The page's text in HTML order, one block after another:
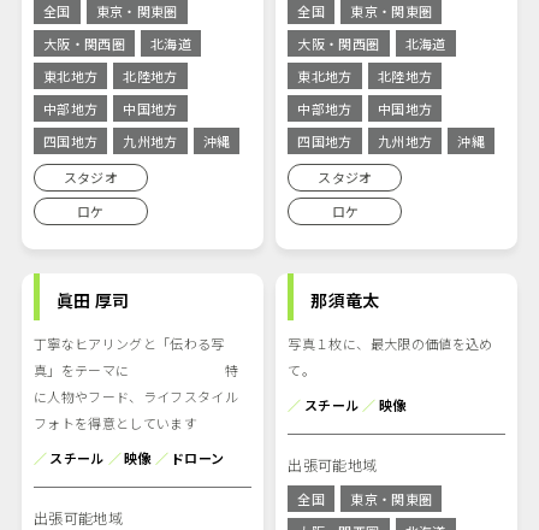
全国
東京・関東圏
大阪・関西圏
北海道
東北地方
北陸地方
中部地方
中国地方
四国地方
九州地方
沖縄
スタジオ
ロケ
全国
東京・関東圏
大阪・関西圏
北海道
東北地方
北陸地方
中部地方
中国地方
四国地方
九州地方
沖縄
スタジオ
ロケ
眞田 厚司
丁寧なヒアリングと「伝わる写
真」をテーマに 特
に人物やフード、ライフスタイル
フォトを得意としています
／スチール ／映像 ／ ドローン
出張可能地域
那須竜太
写真１枚に、最大限の価値を込め
て。
／ スチール ／映像
出張可能地域
全国
東京・関東圏